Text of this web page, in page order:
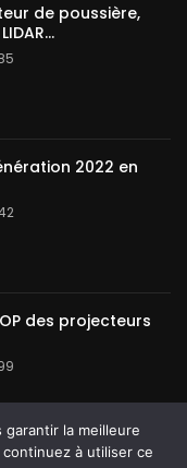
de poussière,
2022 en
des projecteurs
la meilleure
à utiliser ce